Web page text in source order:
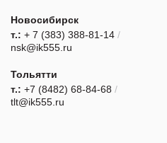
Новосибирск
т.: + 7 (383) 388-81-14 /
nsk@ik555.ru
Тольятти
т.: +7 (8482) 68-84-68 /
tlt@ik555.ru